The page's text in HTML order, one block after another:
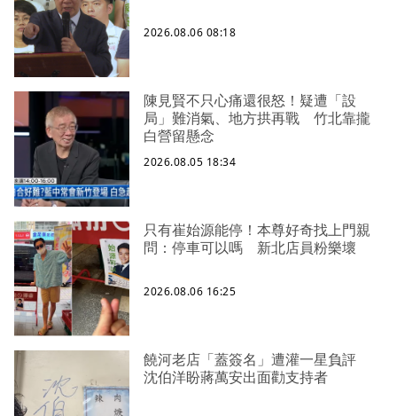
2026.08.06 08:18
陳見賢不只心痛還很怒！疑遭「設
局」難消氣、地方拱再戰 竹北靠攏
白營留懸念
2026.08.05 18:34
只有崔始源能停！本尊好奇找上門親
問：停車可以嗎 新北店員粉樂壞
2026.08.06 16:25
饒河老店「蓋簽名」遭灌一星負評
沈伯洋盼蔣萬安出面勸支持者